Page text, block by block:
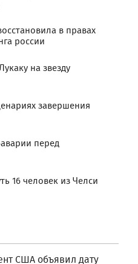
в правах
россии
на звезду
завершения
перед
16 человек из Челси
США объявил дату